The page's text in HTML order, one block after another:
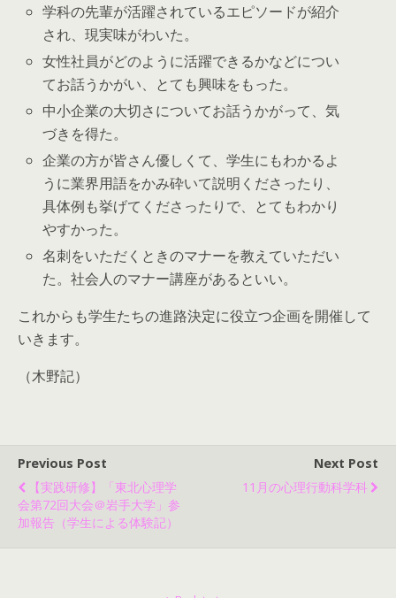
学科の先輩が活躍されているエピソードが紹介
され、現実味がわいた。
女性社員がどのように活躍できるかなどについ
てお話うかがい、とても興味をもった。
中小企業の大切さについてお話うかがって、気
づきを得た。
企業の方が皆さん優しくて、学生にもわかるよ
うに業界用語をかみ砕いて説明くださったり、
具体例も挙げてくださったりで、とてもわかり
やすかった。
名刺をいただくときのマナーを教えていただい
た。社会人のマナー講座があるといい。
これからも学生たちの進路決定に役立つ企画を開催して
いきます。
（木野記）
Previous Post
【実践研修】「東北心理学
会第72回大会＠岩手大学」参
加報告（学生による体験記）
Next Post
11月の心理行動科学科